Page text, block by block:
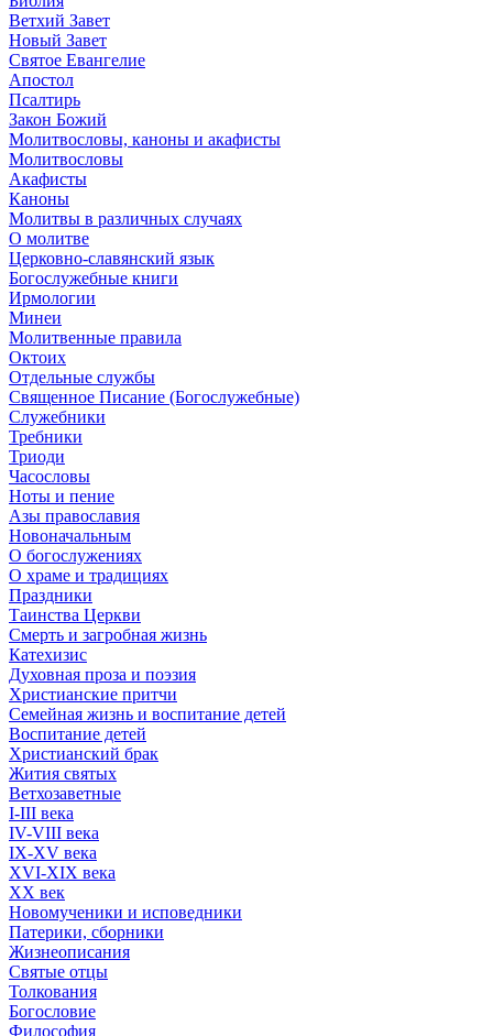
Ветхий Завет
Новый Завет
Святое Евангелие
Апостол
Псалтирь
Закон Божий
Молитвословы, каноны и акафисты
Молитвословы
Акафисты
Каноны
Молитвы в различных случаях
О молитве
Церковно-славянский язык
Богослужебные книги
Ирмологии
Минеи
Молитвенные правила
Октоих
Отдельные службы
Священное Писание (Богослужебные)
Служебники
Требники
Триоди
Часословы
Ноты и пение
Азы православия
Новоначальным
О богослужениях
О храме и традициях
Праздники
Таинства Церкви
Смерть и загробная жизнь
Катехизис
Духовная проза и поэзия
Христианские притчи
Семейная жизнь и воспитание детей
Воспитание детей
Христианский брак
Жития святых
Ветхозаветные
I-III века
IV-VIII века
IX-XV века
XVI-XIX века
XX век
Новомученики и исповедники
Патерики, сборники
Жизнеописания
Святые отцы
Толкования
Богословие
Философия